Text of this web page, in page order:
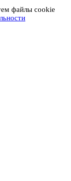
файлы cookie